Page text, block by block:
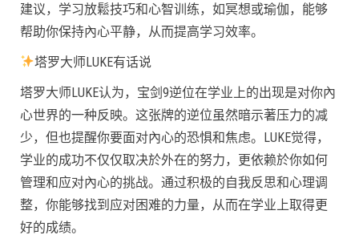
建议，学习放鬆技巧和心智训练，如冥想或瑜伽，能够
帮助你保持內心平静，从而提高学习效率。
塔罗大师LUKE有话说
塔罗大师LUKE认为，宝剑9逆位在学业上的出现是对你內
心世界的一种反映。这张牌的逆位虽然暗示著压力的减
少，但也提醒你要面对內心的恐惧和焦虑。LUKE觉得，
学业的成功不仅仅取决於外在的努力，更依赖於你如何
管理和应对內心的挑战。通过积极的自我反思和心理调
整，你能够找到应对困难的力量，从而在学业上取得更
好的成绩。